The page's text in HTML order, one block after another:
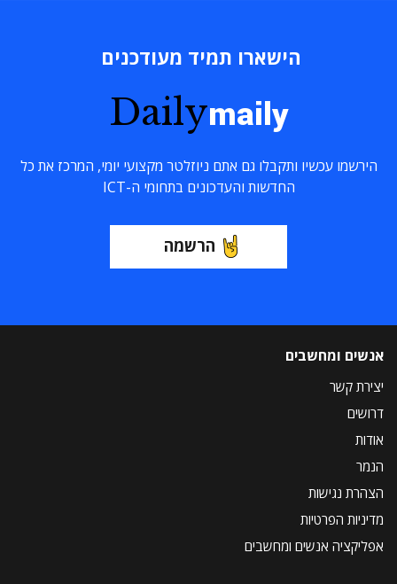
הישארו תמיד מעודכנים
Dailymaily
הירשמו עכשיו ותקבלו גם אתם ניוזלטר מקצועי יומי, המרכז את כל
החדשות והעדכונים בתחומי ה-ICT
הרשמה
אנשים ומחשבים
יצירת קשר
דרושים
אודות
הנמר
הצהרת נגישות
מדיניות הפרטיות
אפליקציה אנשים ומחשבים